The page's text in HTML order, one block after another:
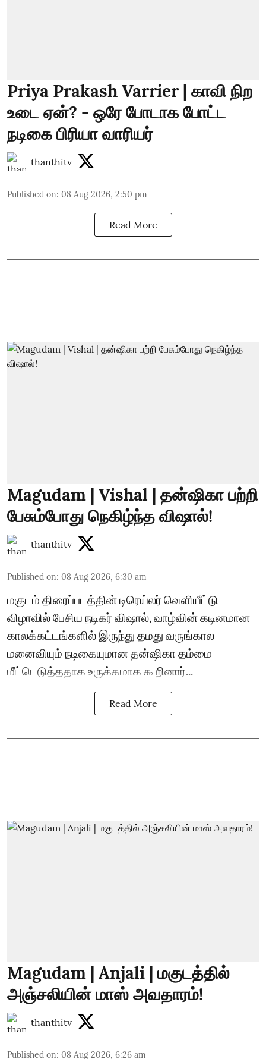
Priya Prakash Varrier | காவி நிற
உடை ஏன்? - ஒரே போடாக போட்ட
நடிகை பிரியா வாரியர்
thanthitv
Published on: 08 Aug 2026, 2:50 pm
Read More
Magudam | Vishal | தன்ஷிகா பற்றி
பேசும்போது நெகிழ்ந்த விஷால்!
thanthitv
Published on: 08 Aug 2026, 6:30 am
மகுடம் திரைப்படத்தின் டிரெய்லர் வெளியீட்டு
விழாவில் பேசிய நடிகர் விஷால், வாழ்வின் கடினமான
காலக்கட்டங்களில் இருந்து தமது வருங்கால
மனைவியும் நடிகையுமான தன்ஷிகா தம்மை
மீட்டெடுத்ததாக உருக்கமாக கூறினார்...
Read More
Magudam | Anjali | மகுடத்தில்
அஞ்சலியின் மாஸ் அவதாரம்!
thanthitv
Published on: 08 Aug 2026, 6:26 am